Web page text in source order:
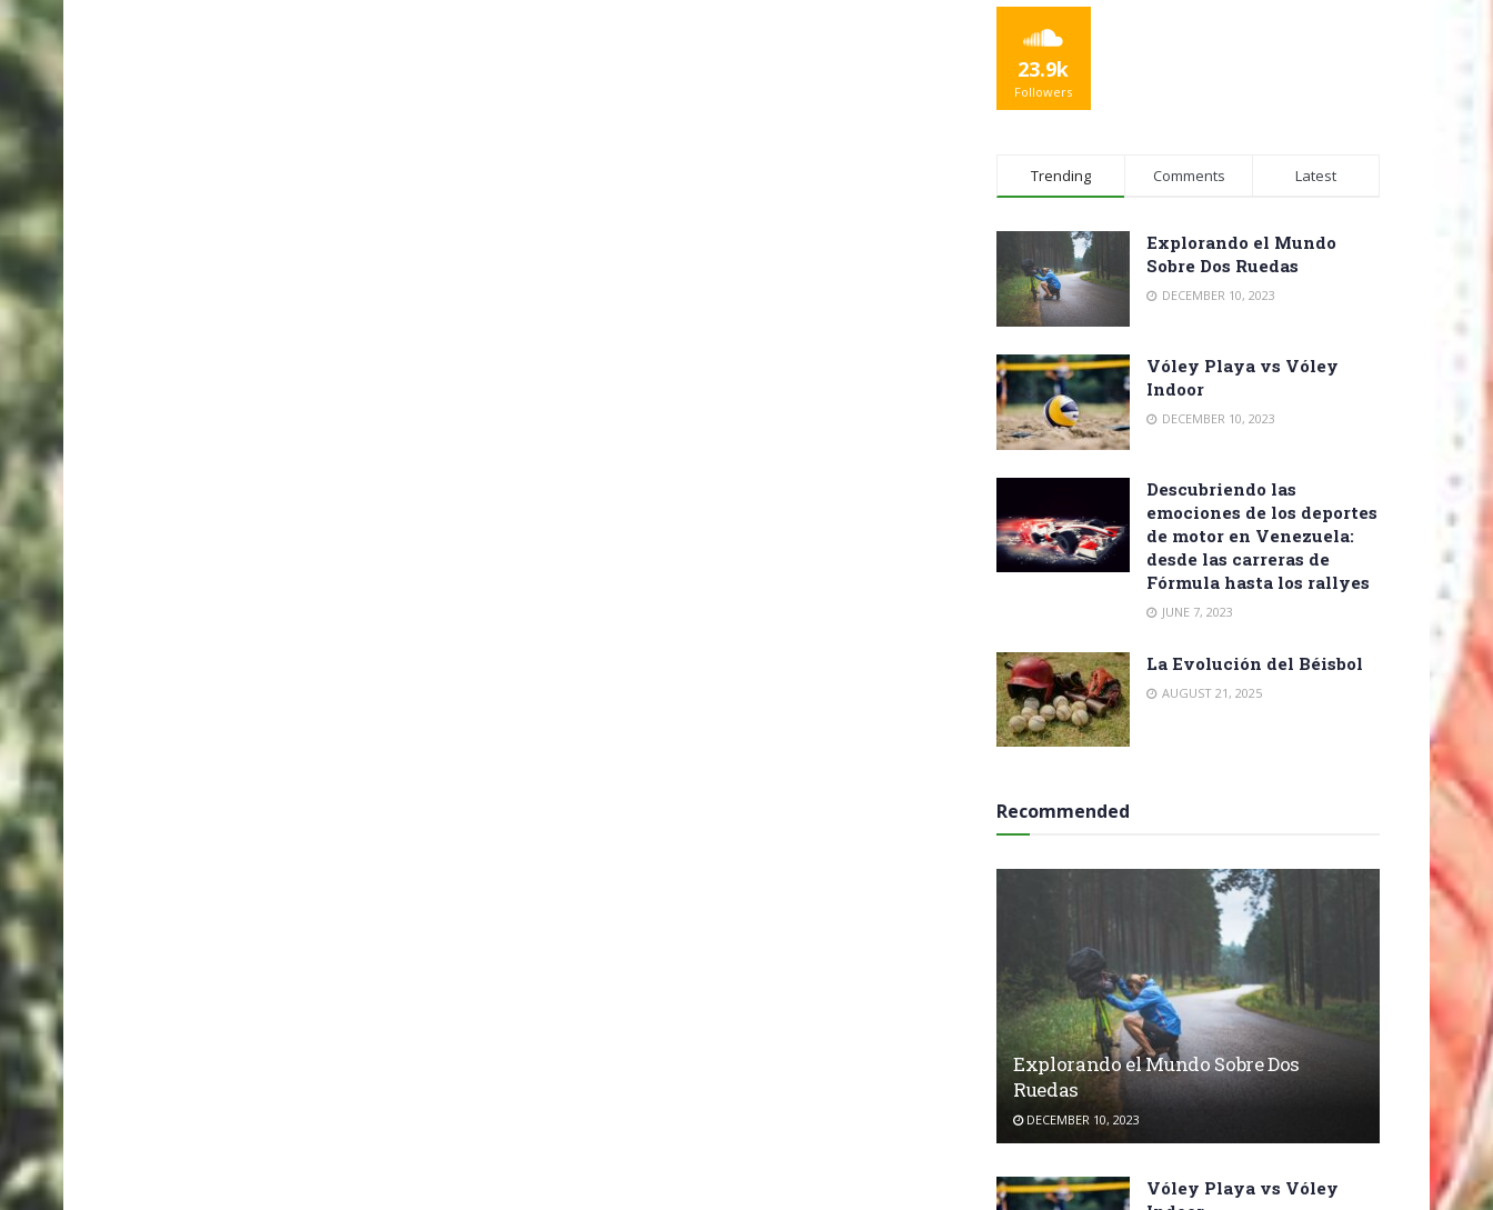
23.9k
Followers
Trending Comments Latest
Explorando el Mundo
Sobre Dos Ruedas
DECEMBER 10, 2023
Vóley Playa vs Vóley
Indoor
DECEMBER 10, 2023
Descubriendo las
emociones de los deportes
de motor en Venezuela:
desde las carreras de
Fórmula hasta los rallyes
JUNE 7, 2023
La Evolución del Béisbol
AUGUST 21, 2025
Recommended
Explorando el Mundo Sobre Dos
Ruedas
DECEMBER 10, 2023
Vóley Playa vs Vóley